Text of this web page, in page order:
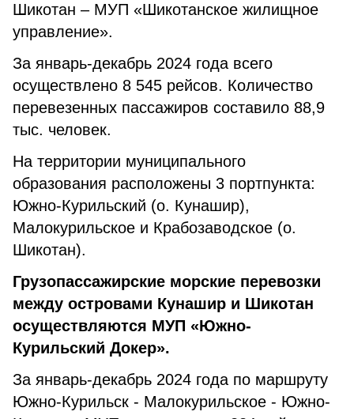
Шикотан – МУП «Шикотанское жилищное
управление».
За январь-декабрь 2024 года всего
осуществлено 8 545 рейсов. Количество
перевезенных пассажиров составило 88,9
тыс. человек.
На территории муниципального
образования расположены 3 портпункта:
Южно-Курильский (о. Кунашир),
Малокурильское и Крабозаводское (о.
Шикотан).
Грузопассажирские морские перевозки
между островами Кунашир и Шикотан
осуществляются МУП «Южно-
Курильский Докер».
За январь-декабрь 2024 года по маршруту
Южно-Курильск - Малокурильское - Южно-